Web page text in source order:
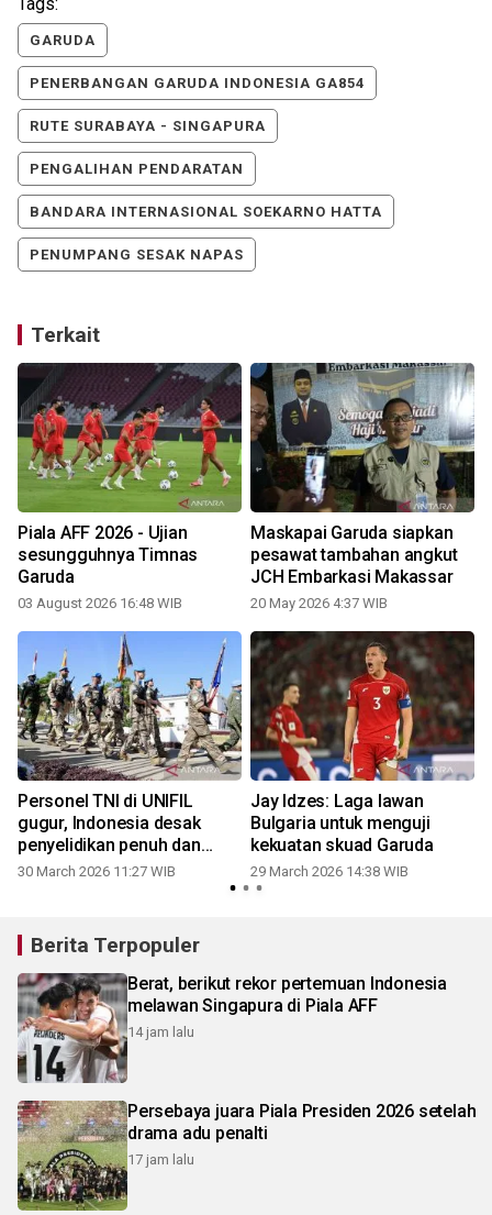
GARUDA
PENERBANGAN GARUDA INDONESIA GA854
RUTE SURABAYA - SINGAPURA
PENGALIHAN PENDARATAN
BANDARA INTERNASIONAL SOEKARNO HATTA
PENUMPANG SESAK NAPAS
Terkait
Piala AFF 2026 - Ujian
sesungguhnya Timnas
Garuda
03 August 2026 16:48 WIB
Maskapai Garuda siapkan
pesawat tambahan angkut
JCH Embarkasi Makassar
20 May 2026 4:37 WIB
Personel TNI di UNIFIL
gugur, Indonesia desak
penyelidikan penuh dan
transparan
30 March 2026 11:27 WIB
Jay Idzes: Laga lawan
Bulgaria untuk menguji
kekuatan skuad Garuda
29 March 2026 14:38 WIB
Berita Terpopuler
Berat, berikut rekor pertemuan Indonesia
melawan Singapura di Piala AFF
14 jam lalu
Persebaya juara Piala Presiden 2026 setelah
drama adu penalti
17 jam lalu